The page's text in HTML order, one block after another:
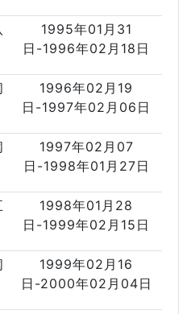
1995年01月31
日-1996年02月18日
1996年02月19
日-1997年02月06日
1997年02月07
日-1998年01月27日
1998年01月28
日-1999年02月15日
1999年02月16
日-2000年02月04日